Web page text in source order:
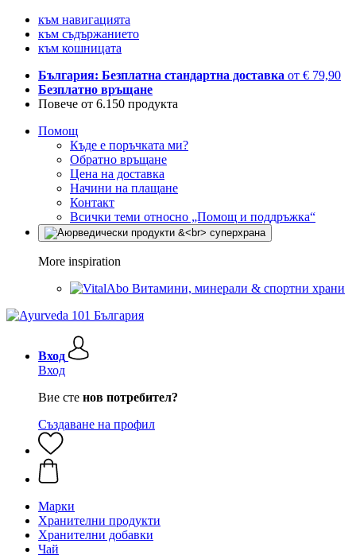
към навигацията
към съдържанието
към кошницата
България: Безплатна стандартна доставка от € 79,90
Безплатно връщане
Повече от 6.150 продукта
Помощ
Къде е поръчката ми?
Обратно връщане
Цена на доставка
Начини на плащане
Контакт
Всички теми относно „Помощ и поддръжка“
More inspiration
Витамини, минерали & спортни храни
Вход
Вход
Вие сте нов потребител?
Създаване на профил
Марки
Хранителни продукти
Хранителни добавки
Чай